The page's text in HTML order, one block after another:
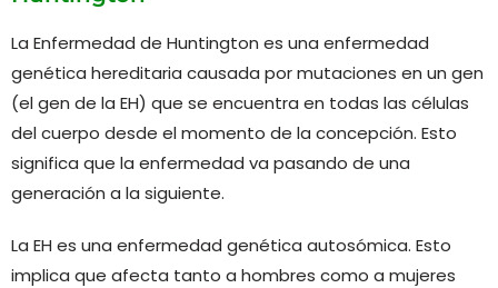
La Enfermedad de Huntington es una enfermedad
genética hereditaria causada por mutaciones en un gen
(el gen de la EH) que se encuentra en todas las células
del cuerpo desde el momento de la concepción. Esto
significa que la enfermedad va pasando de una
generación a la siguiente.
La EH es una enfermedad genética autosómica. Esto
implica que afecta tanto a hombres como a mujeres